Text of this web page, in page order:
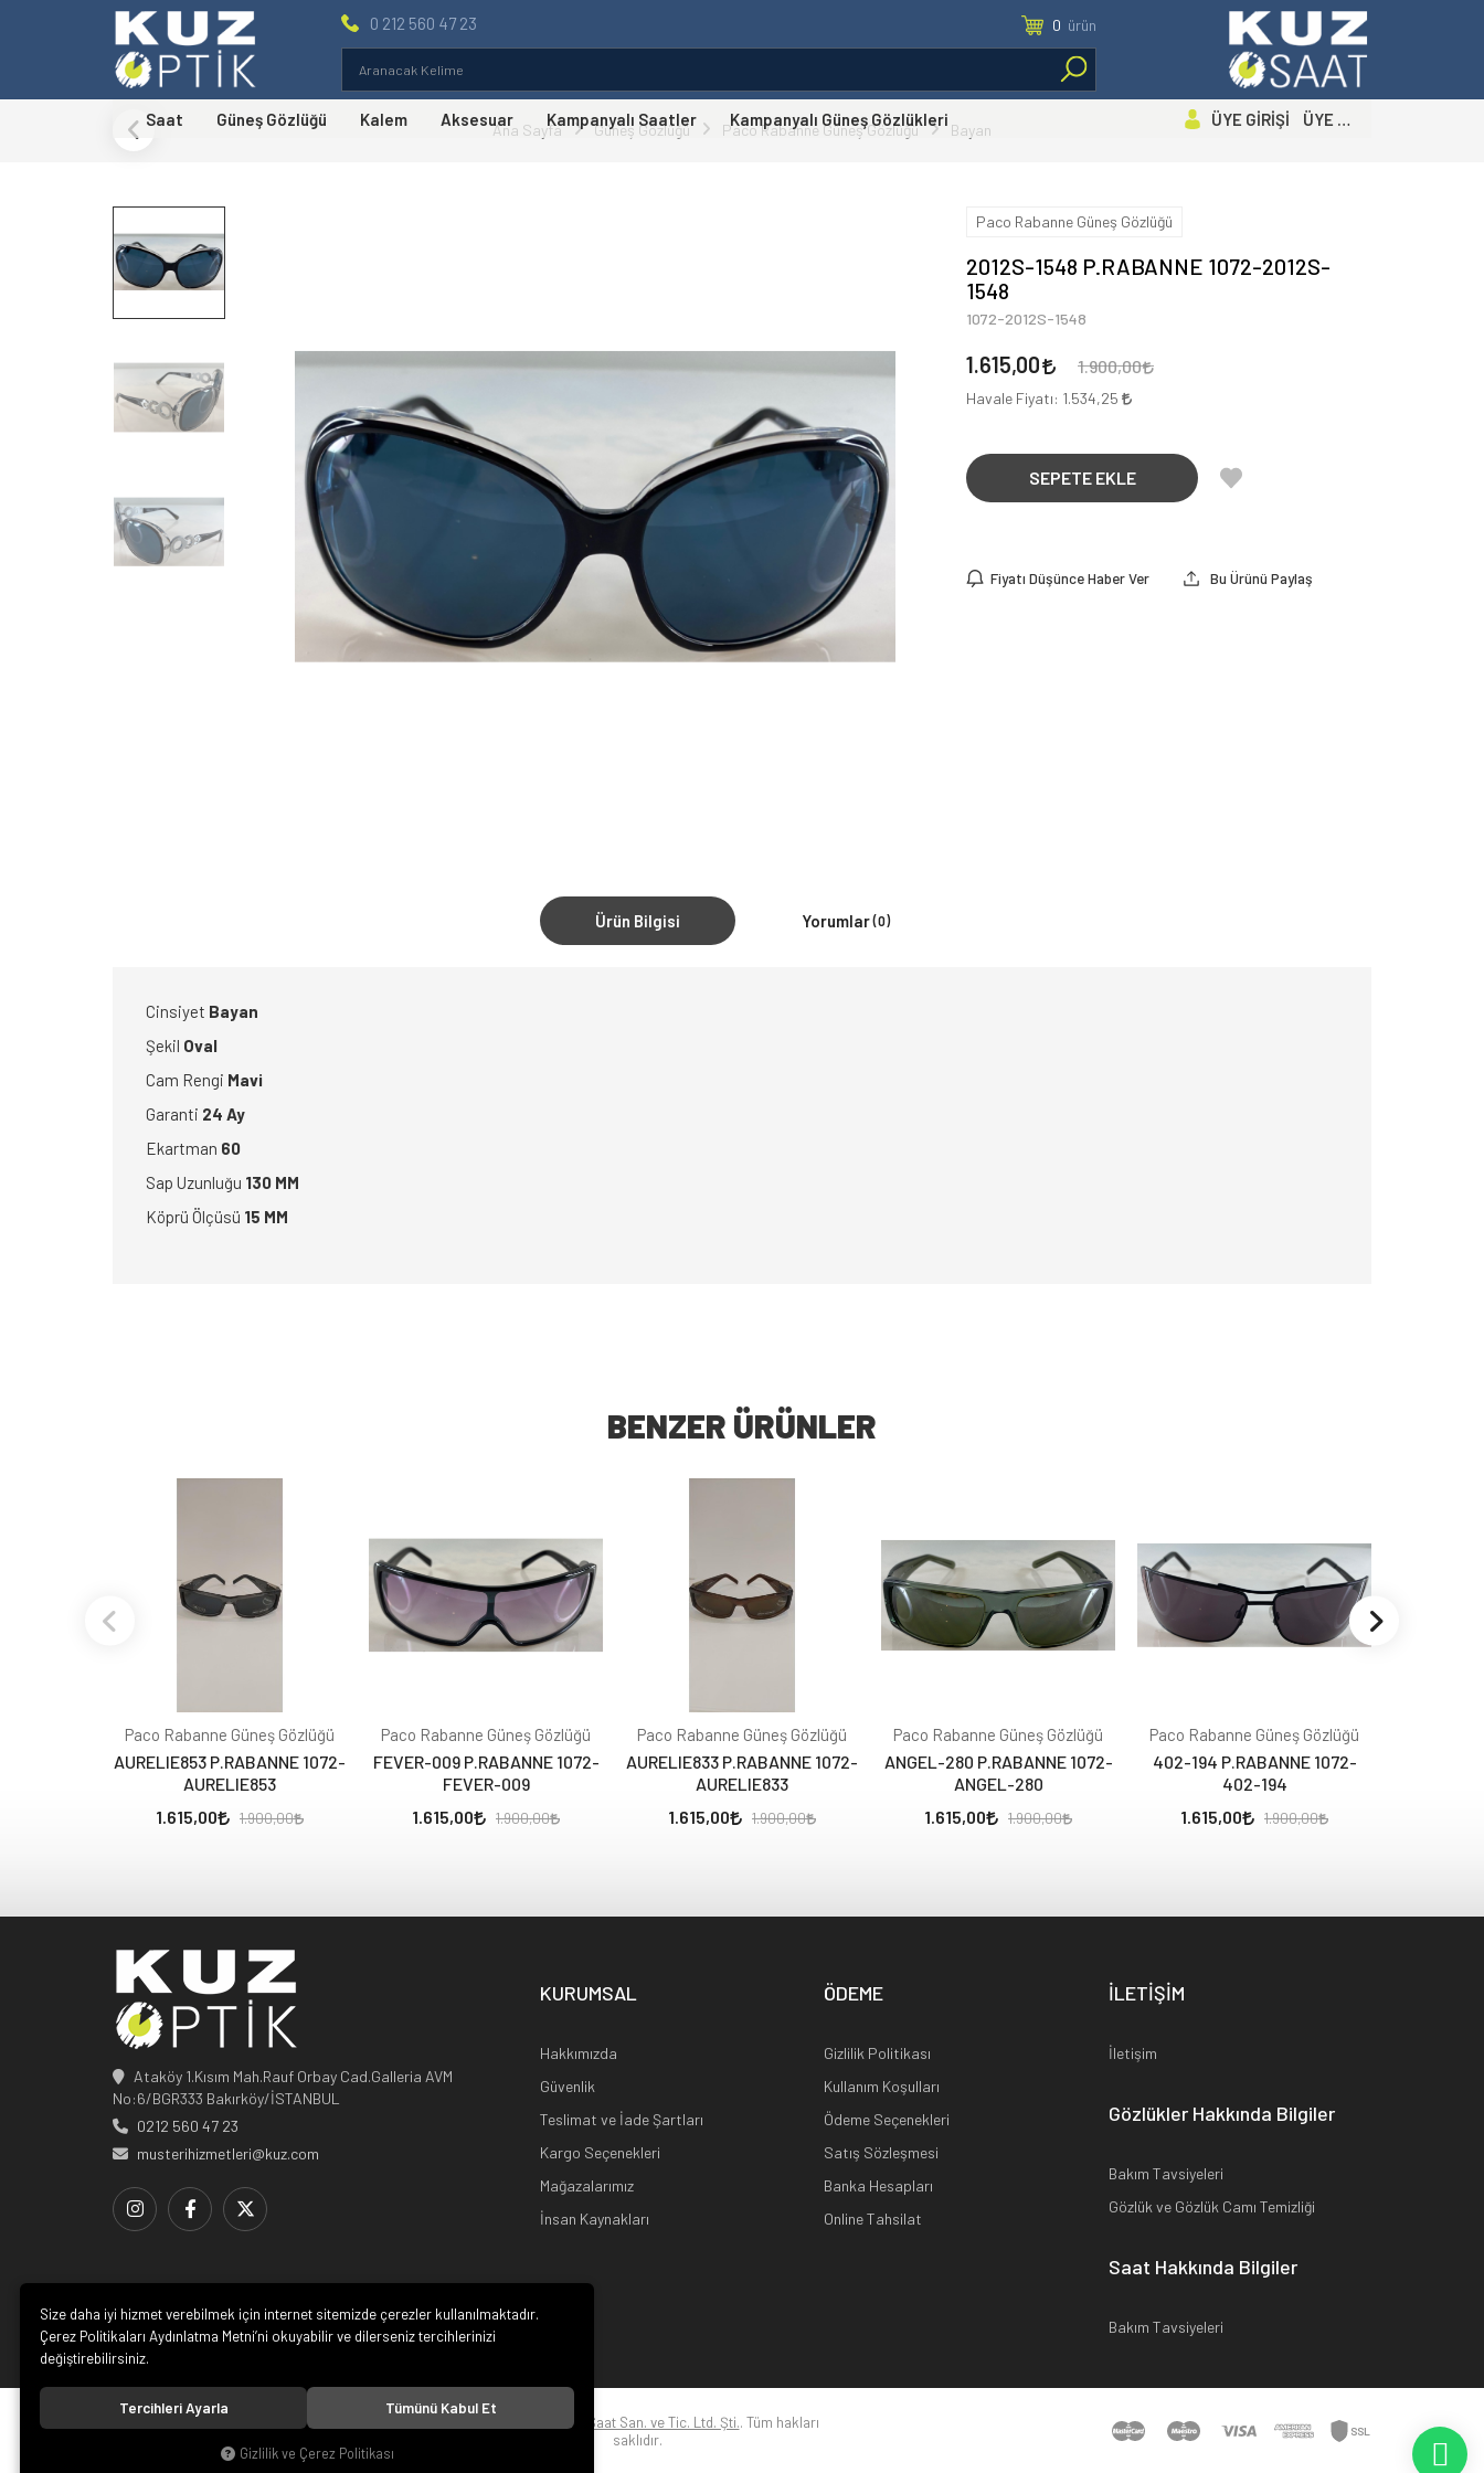
0 212 560 47 23 0 ürün
Saat Güneş Gözlüğü Kalem Aksesuar Kampanyalı Saatler Kampanyalı Güneş Gözlükleri ÜYE GİRİŞİ ÜYE OL
Ana Sayfa Güneş Gözlüğü Paco Rabanne Güneş Gözlüğü Bayan
Paco Rabanne Güneş Gözlüğü
2012S-1548 P.RABANNE 1072-2012S-
1548
1072-2012S-1548
1.615,00 1.900,00
Havale Fiyatı: 1.534,25
SEPETE EKLE
Fiyatı Düşünce Haber Ver Bu Ürünü Paylaş
Ürün Bilgisi Yorumlar(0)
Cinsiyet Bayan
Şekil Oval
Cam Rengi Mavi
Garanti 24 Ay
Ekartman 60
Sap Uzunluğu 130 MM
Köprü Ölçüsü 15 MM
BENZER ÜRÜNLER
Paco Rabanne Güneş Gözlüğü
AURELIE853 P.RABANNE 1072-
AURELIE853
1.615,00
1.900,00
Paco Rabanne Güneş Gözlüğü
FEVER-009 P.RABANNE 1072-
FEVER-009
1.615,00
1.900,00
Paco Rabanne Güneş Gözlüğü
AURELIE833 P.RABANNE 1072-
AURELIE833
1.615,00
1.900,00
Paco Rabanne Güneş Gözlüğü
ANGEL-280 P.RABANNE 1072-
ANGEL-280
1.615,00
1.900,00
Paco Rabanne Güneş Gözlüğü
402-194 P.RABANNE 1072-
402-194
1.615,00
1.900,00
Ataköy 1.Kısım Mah.Rauf Orbay Cad.Galleria AVM
No:6/BGR333 Bakırköy/İSTANBUL
0212 560 47 23
musterihizmetleri@kuz.com
KURUMSAL
Hakkımızda
Güvenlik
Teslimat ve İade Şartları
Kargo Seçenekleri
Mağazalarımız
İnsan Kaynakları
ÖDEME
Gizlilik Politikası
Kullanım Koşulları
Ödeme Seçenekleri
Satış Sözleşmesi
Banka Hesapları
Online Tahsilat
İLETİŞİM
İletişim
Gözlükler Hakkında Bilgiler
Bakım Tavsiyeleri
Gözlük ve Gözlük Camı Temizliği
Saat Hakkında Bilgiler
Bakım Tavsiyeleri
Kuz Optik ve Saat San. ve Tic. Ltd. Şti.. Tüm hakları
saklıdır.
Size daha iyi hizmet verebilmek için internet sitemizde çerezler kullanılmaktadır.
Çerez Politikaları Aydınlatma Metni’ni okuyabilir ve dilerseniz tercihlerinizi
değiştirebilirsiniz.
Tercihleri Ayarla Tümünü Kabul Et
Gizlilik ve Çerez Politikası